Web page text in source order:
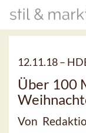
12.11.18 –
Über 100
Von